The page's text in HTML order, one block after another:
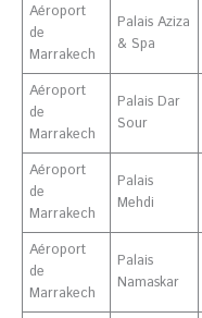
Aéroport
de
Marrakech
Palais Aziza
& Spa
Aéroport
de
Marrakech
Palais Dar
Sour
Aéroport
de
Marrakech
Palais
Mehdi
Aéroport
de
Marrakech
Palais
Namaskar